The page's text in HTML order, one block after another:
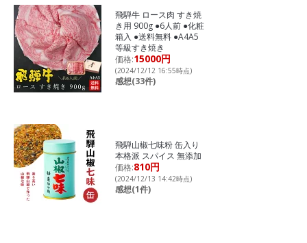
飛騨牛 ロース肉 すき焼
き用 900g ●6人前 ●化粧
箱入 ●送料無料 ●A4A5
等級すき焼き
価格:15000円
(2024/12/12 16:55時点)
感想(33件)
飛騨山椒七味粉 缶入り
本格派 スパイス 無添加
価格:810円
(2024/12/13 14:42時点)
感想(1件)